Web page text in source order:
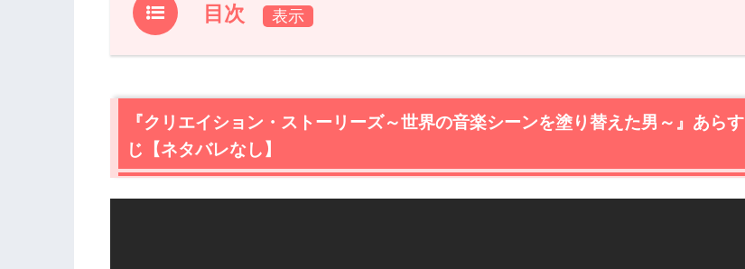
目次
1.『クリエイション・ストーリーズ～世界の音楽シーンを塗り替えた男～』あらすじ【ネタバレ
1.2バンドマンからレーベル運営に転身⁉
1.3破天荒なレーベル運営が軌道に乗るが…？
2.『クリエイション・ストーリーズ～世界の音楽シーンを塗り替えた男～』感想
『クリエイション・ストーリーズ～世界の音楽シーンを塗り替えた男～』あらす
じ【ネタバレなし】